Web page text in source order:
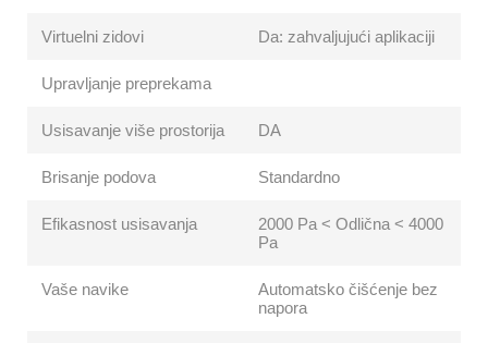
Virtuelni zidovi Da: zahvaljujući aplikaciji
Upravljanje preprekama
Usisavanje više prostorija DA
Brisanje podova Standardno
Efikasnost usisavanja
2000 Pa < Odlična < 4000
Pa
Vaše navike
Automatsko čišćenje bez
napora